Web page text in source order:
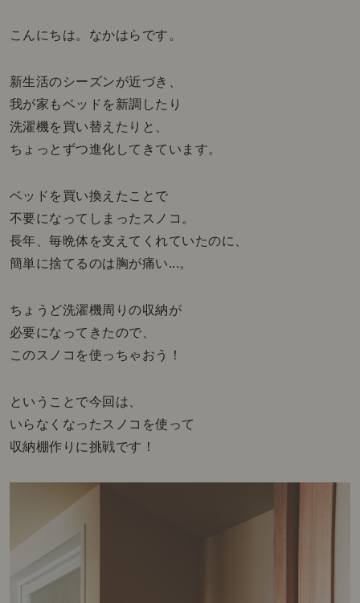
こんにちは。なかはらです。
新生活のシーズンが近づき、
我が家もベッドを新調したり
洗濯機を買い替えたりと、
ちょっとずつ進化してきています。
ベッドを買い換えたことで
不要になってしまったスノコ。
長年、毎晩体を支えてくれていたのに、
簡単に捨てるのは胸が痛い...。
ちょうど洗濯機周りの収納が
必要になってきたので、
このスノコを使っちゃおう！
ということで今回は、
いらなくなったスノコを使って
収納棚作りに挑戦です！